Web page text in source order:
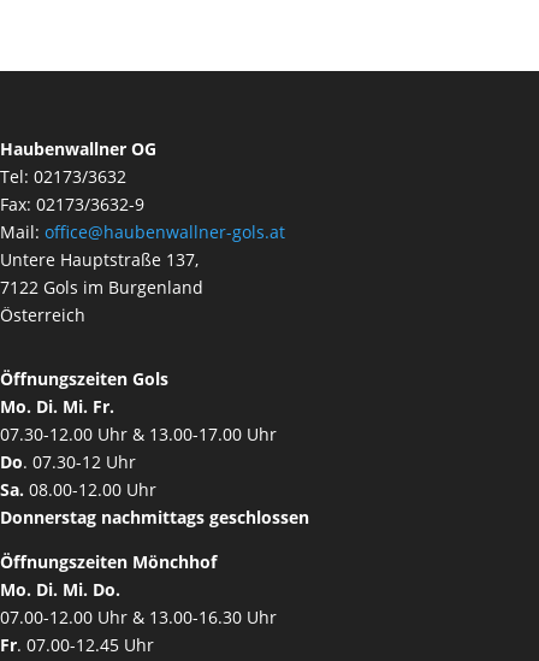
Haubenwallner OG
Tel: 02173/3632
Fax: 02173/3632-9
Mail: office@haubenwallner-gols.at
Untere Hauptstraße 137,
7122 Gols im Burgenland
Österreich
Öffnungszeiten Gols
Mo. Di. Mi. Fr.
07.30-12.00 Uhr & 13.00-17.00 Uhr
Do. 07.30-12 Uhr
Sa. 08.00-12.00 Uhr
Donnerstag nachmittags geschlossen
Öffnungszeiten Mönchhof
Mo. Di. Mi. Do.
07.00-12.00 Uhr & 13.00-16.30 Uhr
Fr. 07.00-12.45 Uhr